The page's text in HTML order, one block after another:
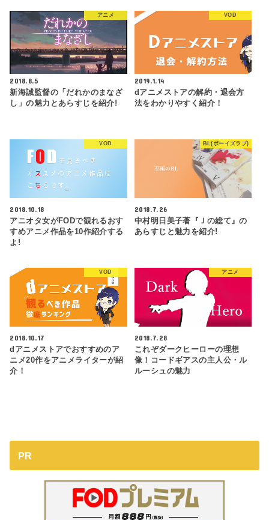
アニメ
2018.8.5
新海誠監督の「だれかのまなざ
し」の魅力とあらすじを紹介!
VOD
2019.1.14
dアニメストアの解約・退会方
法をわかりやすく紹介！
VOD
2018.10.18
アニオタ女がFODで観れるおす
すめアニメ作品を10作紹介する
よ!
BL(ボーイズラブ)
2018.7.26
中村明日美子著『Ｊの総て』の
あらすじと魅力を紹介!
VOD
2018.10.17
dアニメストアでおすすめのア
ニメ20作をアニメライターが紹
介！
アニメ
2018.7.28
これぞダークヒーローの理想
像！コードギアスの主人公・ル
ルーシュの魅力
PR